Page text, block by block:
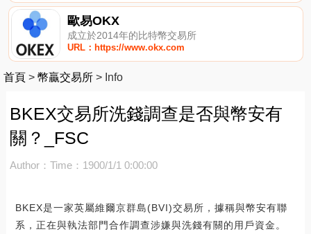
歐易OKX
成立於2014年的比特幣交易所
URL：https://www.okx.com
首頁 > 幣贏交易所 > Info
BKEX交易所洗錢調查是否與幣安有
關？_FSC
Author： Time：1900/1/1 0:00:00
BKEX是一家英屬維爾京群島(BVI)交易所，據稱與幣安有聯
系，正在與執法部門合作調查涉嫌與洗錢有關的用戶資金。